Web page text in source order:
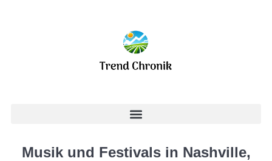
Musik und Festivals in Nashville,